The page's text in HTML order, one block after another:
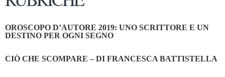
Marketing
OROSCOPO D’AUTORE 2019: UNO SCRITTORE E UN
DESTINO PER OGNI SEGNO
CIÒ CHE SCOMPARE – DI FRANCESCA BATTISTELLA